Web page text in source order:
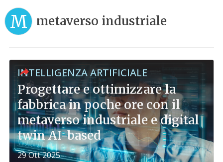
M metaverso industriale
INTELLIGENZA ARTIFICIALE
Progettare e ottimizzare la
fabbrica in poche ore con il
metaverso industriale e digital
twin AI-based
29 Ott 2025